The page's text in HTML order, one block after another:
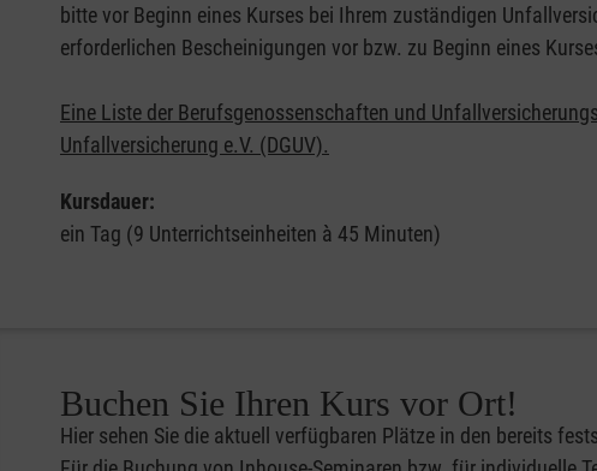
bitte vor Beginn eines Kurses bei Ihrem zuständigen
erforderlichen Bescheinigungen vor bzw. zu Beginn eines
Eine Liste der Berufsgenossenschaften und
Unfallversicherung e.V. (DGUV).
Kursdauer:
ein Tag (9 Unterrichtseinheiten à 45 Minuten)
Buchen Sie Ihren Kurs vor Ort!
Hier sehen Sie die aktuell verfügbaren Plätze in den bereits